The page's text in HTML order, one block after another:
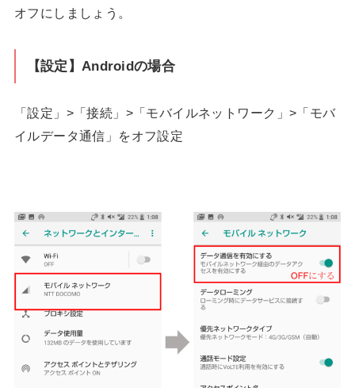
オフにしましょう。
【設定】Androidの場合
「設定」>「接続」>「モバイルネットワーク」>「モバ
イルデータ通信」をオフ設定